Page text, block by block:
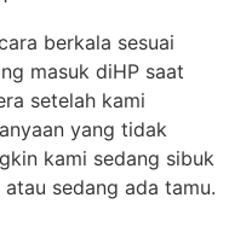
berkala sesuai
masuk diHP saat
setelah kami
yang tidak
kami sedang sibuk
sedang ada tamu.